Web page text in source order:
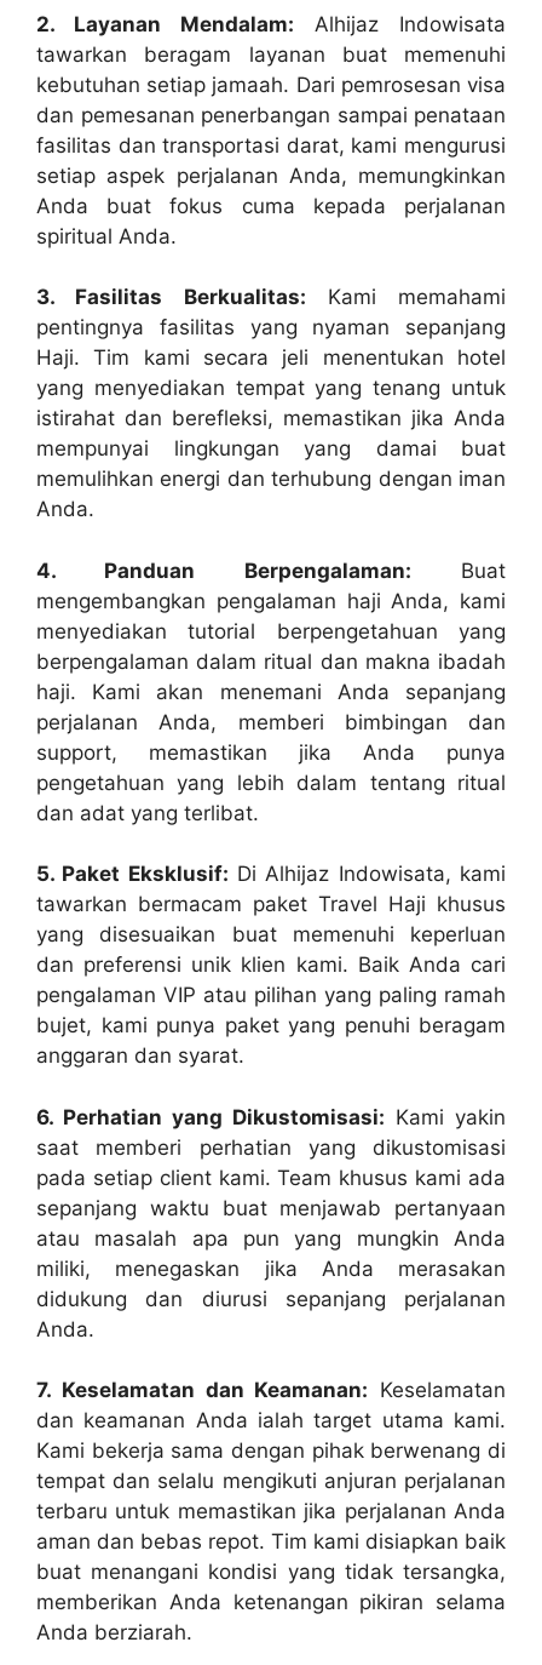
2. Layanan Mendalam: Alhijaz Indowisata
tawarkan beragam layanan buat memenuhi
kebutuhan setiap jamaah. Dari pemrosesan visa
dan pemesanan penerbangan sampai penataan
fasilitas dan transportasi darat, kami mengurusi
setiap aspek perjalanan Anda, memungkinkan
Anda buat fokus cuma kepada perjalanan
spiritual Anda.
3. Fasilitas Berkualitas: Kami memahami
pentingnya fasilitas yang nyaman sepanjang
Haji. Tim kami secara jeli menentukan hotel
yang menyediakan tempat yang tenang untuk
istirahat dan berefleksi, memastikan jika Anda
mempunyai lingkungan yang damai buat
memulihkan energi dan terhubung dengan iman
Anda.
4. Panduan Berpengalaman: Buat
mengembangkan pengalaman haji Anda, kami
menyediakan tutorial berpengetahuan yang
berpengalaman dalam ritual dan makna ibadah
haji. Kami akan menemani Anda sepanjang
perjalanan Anda, memberi bimbingan dan
support, memastikan jika Anda punya
pengetahuan yang lebih dalam tentang ritual
dan adat yang terlibat.
5. Paket Eksklusif: Di Alhijaz Indowisata, kami
tawarkan bermacam paket Travel Haji khusus
yang disesuaikan buat memenuhi keperluan
dan preferensi unik klien kami. Baik Anda cari
pengalaman VIP atau pilihan yang paling ramah
bujet, kami punya paket yang penuhi beragam
anggaran dan syarat.
6. Perhatian yang Dikustomisasi: Kami yakin
saat memberi perhatian yang dikustomisasi
pada setiap client kami. Team khusus kami ada
sepanjang waktu buat menjawab pertanyaan
atau masalah apa pun yang mungkin Anda
miliki, menegaskan jika Anda merasakan
didukung dan diurusi sepanjang perjalanan
Anda.
7. Keselamatan dan Keamanan: Keselamatan
dan keamanan Anda ialah target utama kami.
Kami bekerja sama dengan pihak berwenang di
tempat dan selalu mengikuti anjuran perjalanan
terbaru untuk memastikan jika perjalanan Anda
aman dan bebas repot. Tim kami disiapkan baik
buat menangani kondisi yang tidak tersangka,
memberikan Anda ketenangan pikiran selama
Anda berziarah.